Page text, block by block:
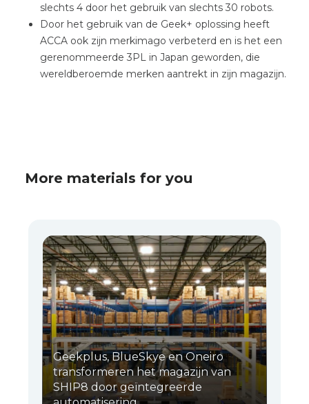
slechts 4 door het gebruik van slechts 30 robots.
Door het gebruik van de Geek+ oplossing heeft
ACCA ook zijn merkimago verbeterd en is het een
gerenommeerde 3PL in Japan geworden, die
wereldberoemde merken aantrekt in zijn magazijn.
More materials for you
Geekplus, BlueSkye en Oneiro
transformeren het magazijn van
SHIP8 door geïntegreerde